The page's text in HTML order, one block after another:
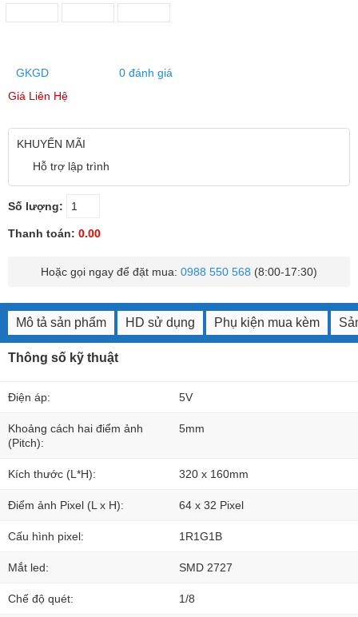
GKGD
0 đánh giá
Giá Liên Hệ
KHUYẾN MÃI
Hỗ trợ lập trình
Số lượng:
Thanh toán: 0.00
Hoặc gọi ngay để đặt mua: 0988 550 568 (8:00-17:30)
Mô tả sản phẩm HD sử dụng Phụ kiện mua kèm
Thông số kỹ thuật
Điện áp: 5V
Khoảng cách hai điểm ảnh
(Pitch):
5mm
Kích thước (L*H): 320 x 160mm
Điểm ảnh Pixel (L x H): 64 x 32 Pixel
Cấu hình pixel: 1R1G1B
Mắt led: SMD 2727
Chế độ quét: 1/8